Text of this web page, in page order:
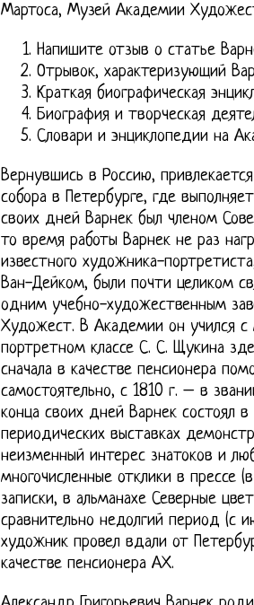
Мартоса, Музей Академии
Напишите отзыв о статье
Отрывок, характеризующий
Краткая биографическая
Биография и творческая
Словари и энциклопедии на
Вернувшись в Россию,
собора в Петербурге, где
своих дней Варнек был членом
то время работы Варнек не раз
известного художника-
Ван-Дейком, были почти целиком
одним учебно-художественным
Художест. В Академии он учился с
портретном классе С. С. Щукина
сначала в качестве пенсионера
самостоятельно, с 1810 г. – в
конца своих дней Варнек состоял
периодических выставках
неизменный интерес знатоков и
многочисленные отклики в прессе
записки, в альманахе Северные
сравнительно недолгий период (с
художник провел вдали от
качестве пенсионера АХ.